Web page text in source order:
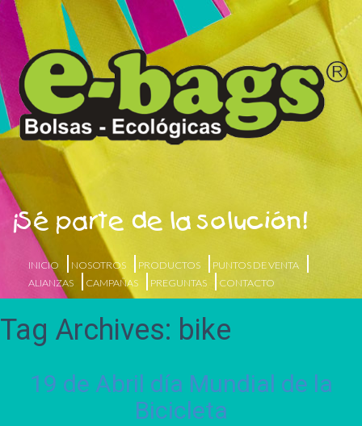
¡Sé parte de la solución!
INICIO NOSOTROS PRODUCTOS
PUNTOS DE VENTA
ALIANZAS
CAMPAÑAS PREGUNTAS CONTACTO
Tag Archives: bike
19 de Abril día Mundial de la
Bicicleta